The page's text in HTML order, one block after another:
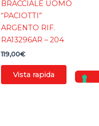
BRACCIALE UOMO
“PACIOTTI”
ARGENTO RIF.
RA13296AR – 204
119,00€
Vista rapida